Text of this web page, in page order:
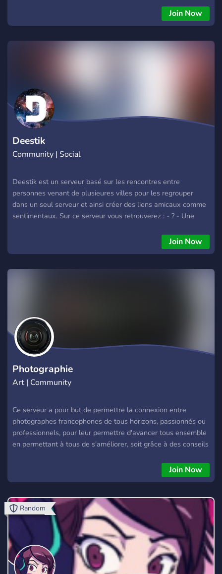
Join Now
Deestik
Community | Social
Deestik est un serveur basé sur les rencontres entre
personnes venant de plusieures villes pour les regrouper
dans un seul serveur et ainsi créer des liens amicaux comme
sentimentaux. Sur ce serveur vous retrouverez : - ? - Une
grades spéciaux par rapport aux invites et aux boosts, - ? -
Des salons temporaires pour tous, - ✅ - Des personnes
Join Now
Photographie
Art | Community
Ce serveur a pour but de permettre la connexion entre
photographes francophones de tous horizons, passionnés ou
professionnels, pour leur permettre d'avancer tous ensemble
en permettant à tous de s'améliorer, soit grâce à des conseils
l'argentique ou le numérique. Par ailleurs, si vous cherchez un
endroit où recevoir des conseils pour acheter un boîtier, ne
communauté pourront vous aiguiller, en fonction de vos
besoins, vers le boîtier vous correspondant le plus. Par
ailleurs, profitez aussi de la base de connaissances et
d'articles disponibles sur le site affilié à ce discord !
Join Now
Random